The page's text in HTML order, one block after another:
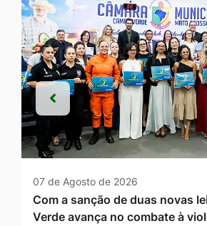
07 de Agosto de 2026
Com a sanção de duas novas
Verde avança no combate à
Anterior
Anterior